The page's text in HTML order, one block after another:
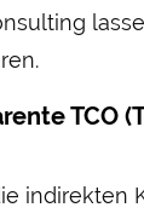
TCO
indirekten